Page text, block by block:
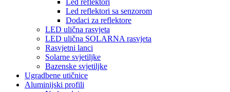
Led reflektori
Led reflektori sa senzorom
Dodaci za reflektore
LED ulična rasvjeta
LED ulična SOLARNA rasvjeta
Rasvjetni lanci
Solarne svjetiljke
Bazenske svjetiljke
Ugradbene utičnice
Aluminijski profili